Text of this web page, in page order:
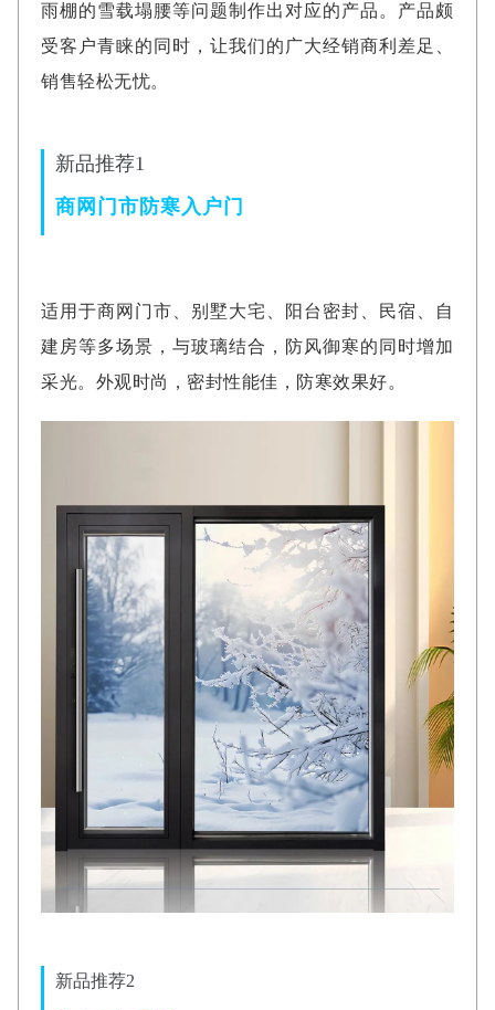
雨棚的雪载塌腰等问题制作出对应的产品。产品颇
受客户青睐的同时，让我们的广大经销商利差足、
销售轻松无忧。
新品推荐1
商网门市防寒入户门
适用于商网门市、别墅大宅、阳台密封、民宿、自
建房等多场景，与玻璃结合，防风御寒的同时增加
采光。外观时尚，密封性能佳，防寒效果好。
新品推荐2